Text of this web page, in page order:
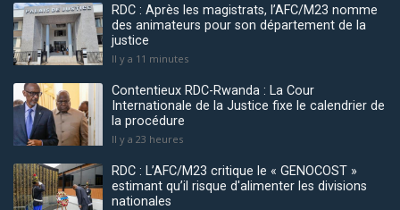
RDC : Après les magistrats, l’AFC/M23 nomme
des animateurs pour son département de la
justice
Il y a 11 minutes
Contentieux RDC-Rwanda : La Cour
Internationale de la Justice fixe le calendrier de
la procédure
Il y a 23 heures
RDC : L’AFC/M23 critique le « GENOCOST »
estimant qu’il risque d'alimenter les divisions
nationales